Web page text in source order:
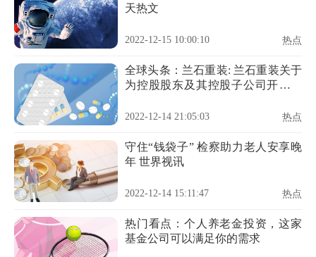
天热文
2022-12-15 10:00:10 热点
全球头条：兰石重装: 兰石重装关于
为控股股东及其控股子公司开展融
公告
2022-12-14 21:05:03 热点
守住“钱袋子” 检察助力老人安享晚
年 世界视讯
2022-12-14 15:11:47 热点
热门看点：个人养老金投资，这家
基金公司可以满足你的需求